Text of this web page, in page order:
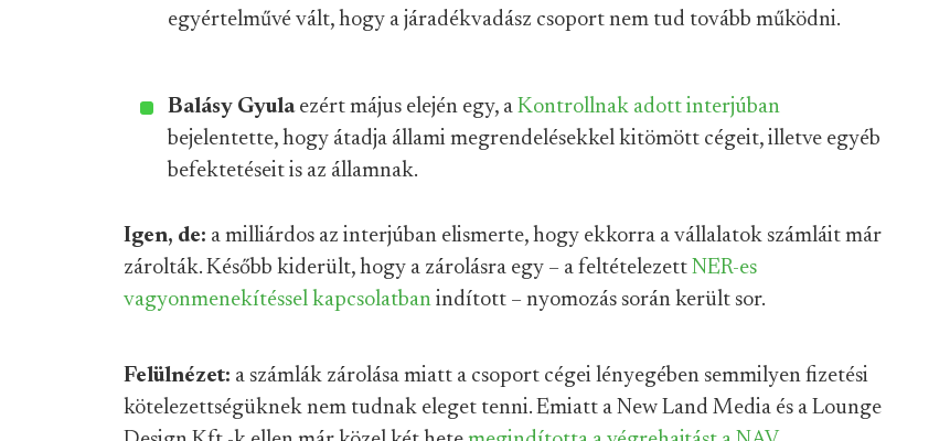
egyértelművé vált, hogy a járadékvadász csoport nem tud tovább működni.
Balásy Gyulaezért május elején egy, a Kontrollnak adott interjúban
bejelentette, hogy átadja állami megrendelésekkel kitömött cégeit, illetve egyéb
befektetéseit is az államnak.
Igen, de: a milliárdos az interjúban elismerte, hogy ekkorra a vállalatok számláit már
zárolták. Később kiderült, hogy a zárolásra egy – a feltételezett NER-es
vagyonmenekítéssel kapcsolatban indított – nyomozás során került sor.
Felülnézet: a számlák zárolása miatt a csoport cégei lényegében semmilyen fizetési
kötelezettségüknek nem tudnak eleget tenni. Emiatt a New Land Media és a Lounge